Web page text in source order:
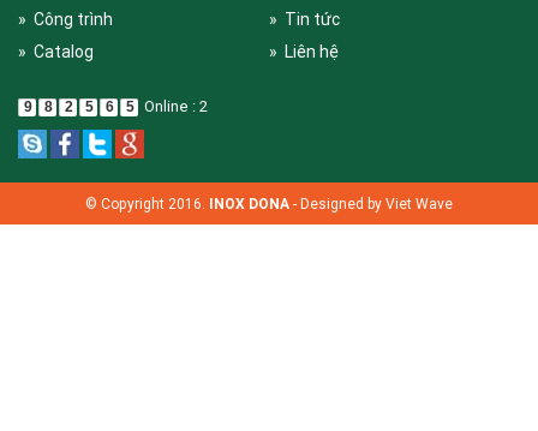
» Công trình
» Tin tức
» Catalog
» Liên hệ
9 8 2 5 6 5 Online : 2
© Copyright 2016. INOX DONA - Designed by Viet Wave